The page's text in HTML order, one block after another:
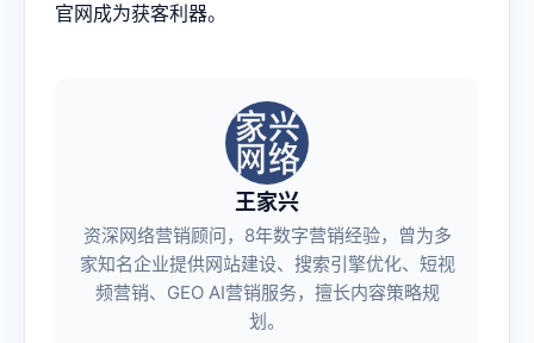
官网成为获客利器。
王家兴
资深网络营销顾问，8年数字营销经验，曾为多
家知名企业提供网站建设、搜索引擎优化、短视
频营销、GEO AI营销服务，擅长内容策略规
划。